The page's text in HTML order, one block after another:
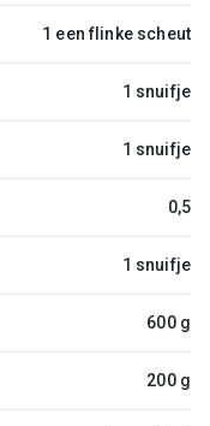
1 een flinke scheut
1 snuifje
1 snuifje
0,5
1 snuifje
600 g
200 g